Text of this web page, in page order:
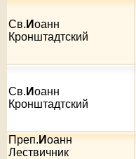
Св. Иоанн
Кронштадтский
Св. Иоанн
Кронштадтский
Преп.Иоанн
Лествичник